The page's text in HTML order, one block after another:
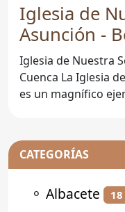
Iglesia de
Asunción -
Iglesia de Nuestra
Cuenca La Iglesia de Nuestra Señora de la Asunción
es un magnífico
CATEGORÍAS
⚬ Albacete 18